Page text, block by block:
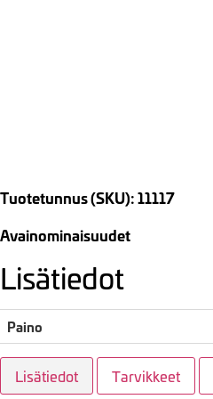
Tuotetunnus (SKU): 11117
Avainominaisuudet
Lisätiedot
Paino
Lisätiedot Tarvikkeet